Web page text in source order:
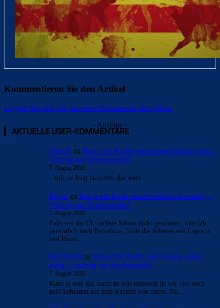
Kommentieren Sie den Artikel
Loggen Sie sich ein, um einen Kommentar abzugeben
- Anzeige -
AKTUELLE USER-KOMMENTARE
ChrisR zu Barça mit Rodri anscheinend schon einig –
Vollzug am Wochenende?
7. August 2026
...mit de Jong tauschen, das wärs
Bojan zu Barça mit Rodri anscheinend schon einig –
Vollzug am Wochenende?
7. August 2026
Falls wir die CL nächste Saison nicht gewinnen, fahr ich
persönlich nach Barcelona, finde die Adresse von Laporta
und Hansi…
Rivaldo78 zu Barça mit Rodri anscheinend schon
einig – Vollzug am Wochenende?
7. August 2026
Kann ja sein das barca da was einfedelt da wir city noch
geld Schulden aus dem transfer von torres. Na…